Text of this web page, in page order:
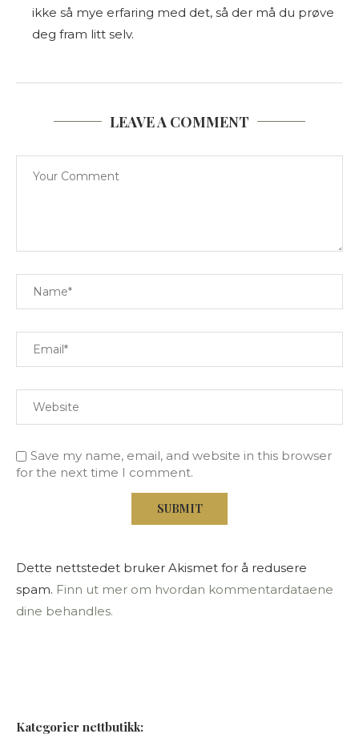
ikke så mye erfaring med det, så der må du prøve
deg fram litt selv.
LEAVE A COMMENT
Save my name, email, and website in this browser
for the next time I comment.
Dette nettstedet bruker Akismet for å redusere
spam. Finn ut mer om hvordan kommentardataene
dine behandles.
Kategorier nettbutikk: